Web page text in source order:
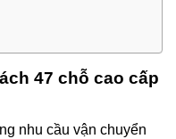
47 chỗ cao cấp
nhu cầu vận chuyển